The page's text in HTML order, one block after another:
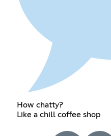
How chatty?
Like a chill coffee shop